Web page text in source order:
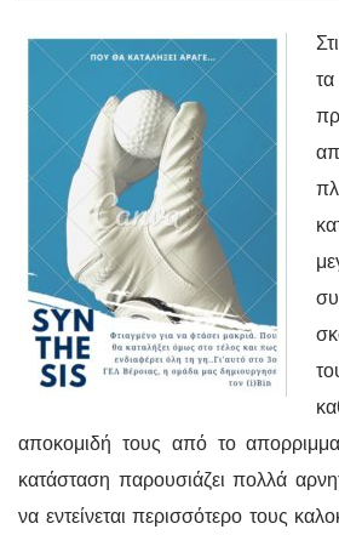
αποκομιδή τους από το
κατάσταση παρουσιάζει πολλά
να εντείνεται περισσότερο τους